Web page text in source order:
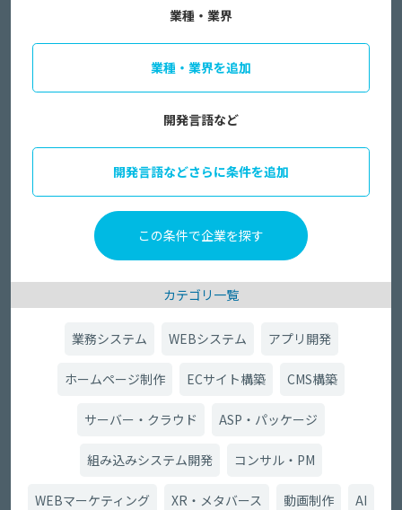
業種・業界
業種・業界を追加
開発言語など
開発言語などさらに条件を追加
カテゴリ一覧
業務システム WEBシステム アプリ開発
ホームページ制作 ECサイト構築 CMS構築
サーバー・クラウド ASP・パッケージ
組み込みシステム開発 コンサル・PM
WEBマーケティング XR・メタバース 動画制作 AI